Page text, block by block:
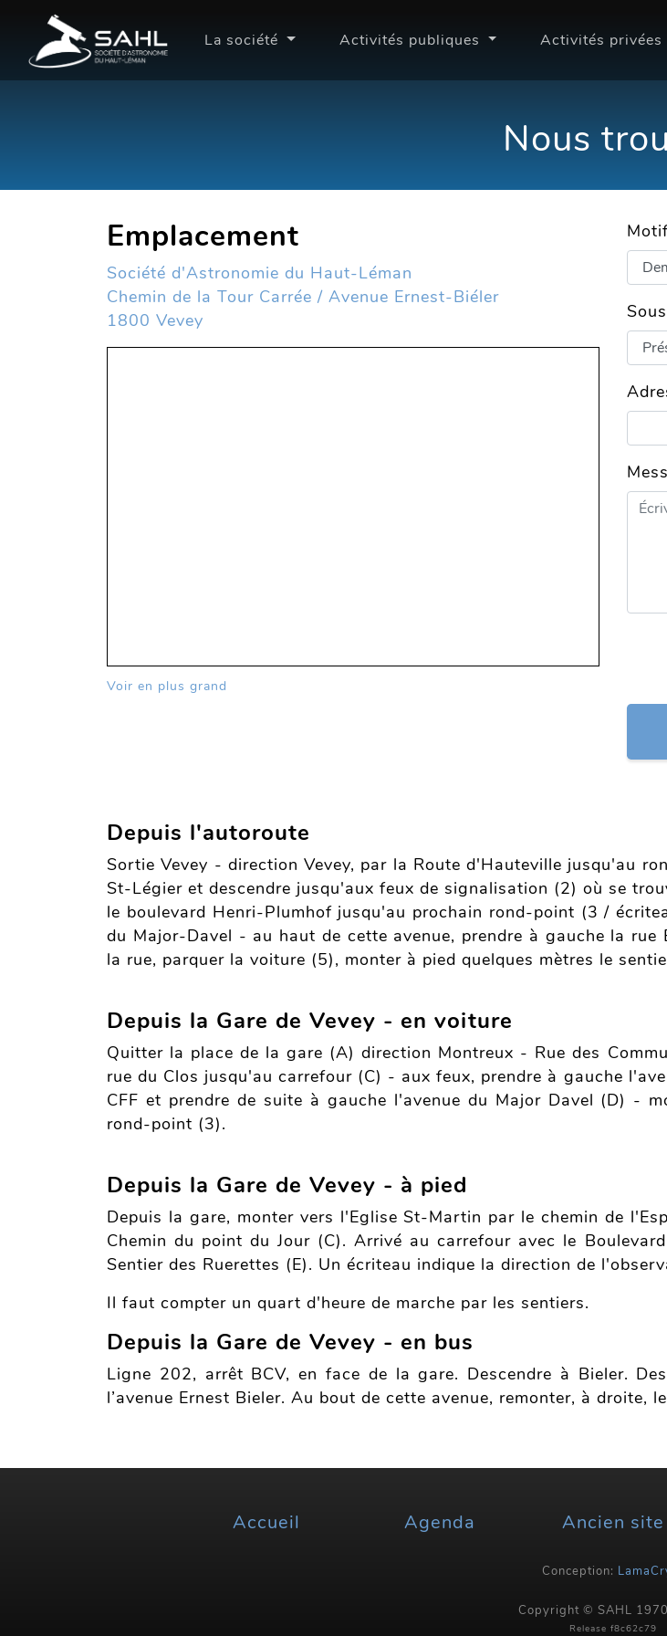
La société Activités publiques Activités privées
Nous
Emplacement
Société d'Astronomie du Haut-Léman
Chemin de la Tour Carrée / Avenue Ernest-Biéler
1800 Vevey
Voir en plus grand
Depuis l'autoroute
Sortie Vevey - direction Vevey, par la Route d'Hauteville jusqu'au
St-Légier et descendre jusqu'aux feux de signalisation (2) où se
le boulevard Henri-Plumhof jusqu'au prochain rond-point (3 /
du Major-Davel - au haut de cette avenue, prendre à gauche la
la rue, parquer la voiture (5), monter à pied quelques mètres le
Depuis la Gare de Vevey - en voiture
Quitter la place de la gare (A) direction Montreux - Rue des
rue du Clos jusqu'au carrefour (C) - aux feux, prendre à gauche
CFF et prendre de suite à gauche l'avenue du Major Davel (D) -
rond-point (3).
Depuis la Gare de Vevey - à pied
Depuis la gare, monter vers l'Eglise St-Martin par le chemin de
Chemin du point du Jour (C). Arrivé au carrefour avec le
Sentier des Ruerettes (E). Un écriteau indique la direction de
Il faut compter un quart d'heure de marche par les sentiers.
Depuis la Gare de Vevey - en bus
Ligne 202, arrêt BCV, en face de la gare. Descendre à Bieler.
l’avenue Ernest Bieler. Au bout de cette avenue, remonter, à droite,
Accueil Agenda Ancien site
Conception:
Copyright © SAHL
Release f8c62c79